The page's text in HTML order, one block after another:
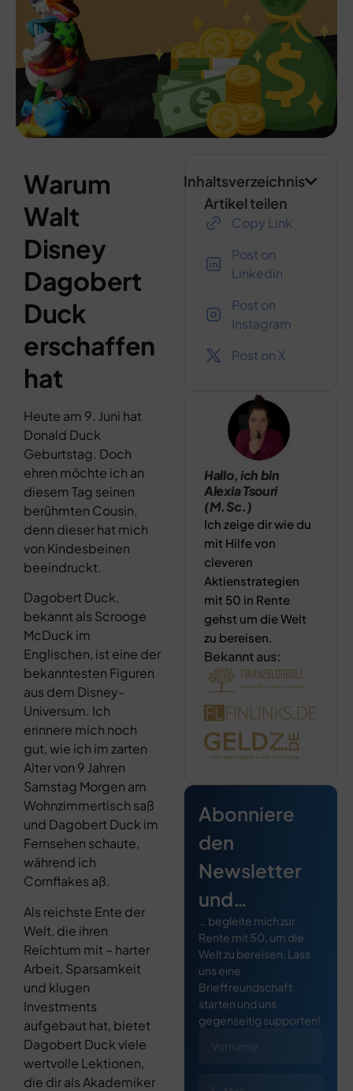
Warum
Walt
Disney
Dagobert
Duck
erschaffen
hat
Heute am 9. Juni hat
Donald Duck
Geburtstag. Doch
ehren möchte ich an
diesem Tag seinen
berühmten Cousin,
denn dieser hat mich
von Kindesbeinen
beeindruckt.
Dagobert Duck,
bekannt als Scrooge
McDuck im
Englischen, ist eine der
bekanntesten Figuren
aus dem Disney-
Universum. Ich
erinnere mich noch
gut, wie ich im zarten
Alter von 9 Jahren
Samstag Morgen am
Wohnzimmertisch saß
und Dagobert Duck im
Fernsehen schaute,
während ich
Cornflakes aß.
Als reichste Ente der
Welt, die ihren
Reichtum mit – harter
Arbeit, Sparsamkeit
und klugen
Investments
aufgebaut hat, bietet
Dagobert Duck viele
wertvolle Lektionen,
die dir als Akademiker
Inhaltsverzeichnis
Artikel teilen
Copy Link
Post on
Linkedin
Post on
Instagram
Post on X
Hallo, ich bin
Alexia Tsouri
(M.Sc.)
Ich zeige dir wie du
mit Hilfe von
cleveren
Aktienstrategien
mit 50 in Rente
gehst um die Welt
zu bereisen.
Bekannt aus:
Abonniere
den
Newsletter
und…
… begleite mich zur
Rente mit 50, um die
Welt zu bereisen. Lass
uns eine
Brieffreundschaft
starten und uns
gegenseitig supporten!